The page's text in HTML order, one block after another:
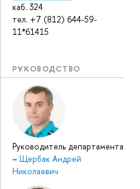
каб. 324
тел. +7 (812) 644-59-
11*61415
РУКОВОДСТВО
Руководитель департамента
– Щербак Андрей
Николаевич